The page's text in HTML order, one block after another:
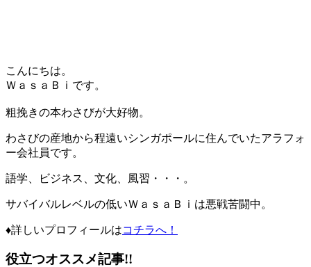
こんにちは。
ＷａｓａＢｉ です。
粗挽きの本わさびが大好物。
わさびの産地から程遠いシンガポールに住んでいたアラフォ
ー会社員です。
語学、ビジネス、文化、風習・・・。
サバイバルレベルの低いＷａｓａＢｉ は悪戦苦闘中。
♦詳しいプロフィールはコチラへ！
役立つオススメ記事!!